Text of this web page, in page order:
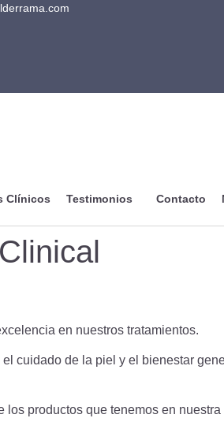
Clínicos Testimonios Contacto
en nuestros tratamientos.
cuidado de la piel y el bienestar
productos que tenemos en